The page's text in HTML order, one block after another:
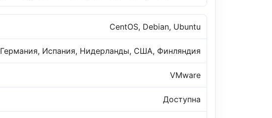
CentOS, Debian, Ubuntu
Германия, Испания, Нидерланды, США, Финляндия
VMware
Доступна